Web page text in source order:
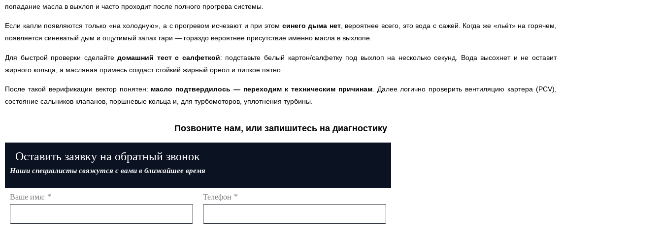
попадание масла в выхлоп и часто проходит после полного прогрева системы.
Если капли появляются только «на холодную», а с прогревом исчезают и при этом синего дыма нет, вероятнее всего, это вода с сажей. Когда же «льёт» на горячем,
появляется синеватый дым и ощутимый запах гари — гораздо вероятнее присутствие именно масла в выхлопе.
Для быстрой проверки сделайтедомашний тест с салфеткой: подставьте белый картон/салфетку под выхлоп на несколько секунд. Вода высохнет и не оставит
жирного кольца, а масляная примесь создаст стойкий жирный ореол и липкое пятно.
После такой верификации вектор понятен: масло подтвердилось — переходим к техническим причинам. Далее логично проверить вентиляцию картера (PCV),
состояние сальников клапанов, поршневые кольца и, для турбомоторов, уплотнения турбины.
Позвоните нам, или запишитесь на диагностику
Оставить заявку на обратный звонок
Наши специалисты свяжутся с вами в ближайшее время
Ваше имя: * Телефон *